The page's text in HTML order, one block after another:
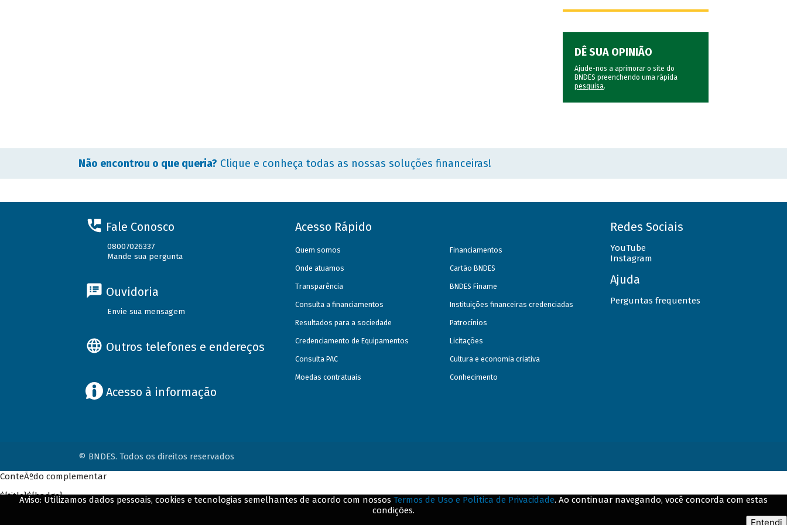
DÊ SUA OPINIÃO
Ajude-nos a aprimorar o site do
BNDES preenchendo uma rápida
pesquisa.
Não encontrou o que queria? Clique e conheça todas as nossas soluções financeiras!
Fale Conosco
08007026337
Mande sua pergunta
Ouvidoria
Envie sua mensagem
Outros telefones e endereços
Acesso à informação
Acesso Rápido
Quem somos
Onde atuamos
Transparência
Consulta a financiamentos
Resultados para a sociedade
Credenciamento de Equipamentos
Consulta PAC
Moedas contratuais
Financiamentos
Cartão BNDES
BNDES Finame
Instituições financeiras credenciadas
Patrocínios
Licitações
Cultura e economia criativa
Conhecimento
Redes Sociais
YouTube
Instagram
Ajuda
Perguntas frequentes
© BNDES. Todos os direitos reservados
Aviso: Utilizamos dados pessoais, cookies e tecnologias semelhantes de acordo com nossos Termos de Uso e Política de Privacidade. Ao continuar navegando, você concorda com estas
condições.
Entendi
ConteÃºdo complementar
${title}${badge}